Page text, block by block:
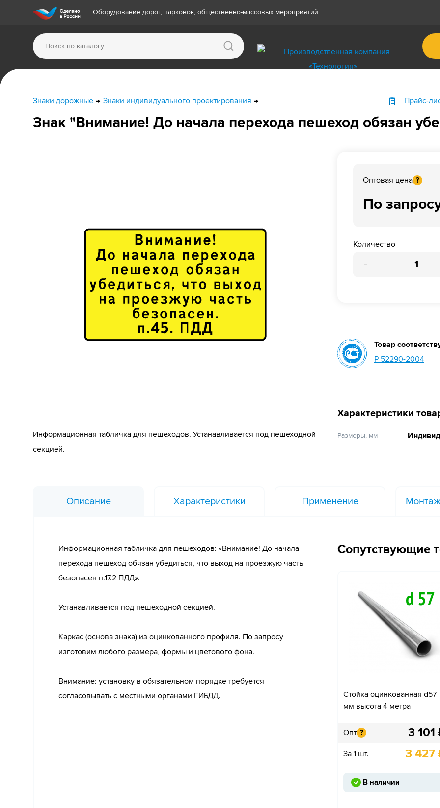
Оборудование дорог, парковок, общественно-массовых мероприятий
Знаки дорожные Знаки индивидуального проектирования Прайс-
Знак "Внимание! До начала перехода пешеход обязан
Информационная табличка для пешеходов. Устанавливается под пешеходной
секцией.
Оптовая цена ?
По
Количество
-
Товар
Р 52290-2004
Характеристики
Размеры, мм
Описание Характеристики Применение
Информационная табличка для пешеходов: «Внимание! До начала
перехода пешеход обязан убедиться, что выход на проезжую часть
безопасен п.17.2 ПДД».
Устанавливается под пешеходной секцией.
Каркас (основа знака) из оцинкованного профиля. По запросу
изготовим любого размера, формы и цветового фона.
Внимание: установку в обязательном порядке требуется
согласовывать с местными органами ГИБДД.
Сопутствующие
Стойка оцинкованная d57
мм высота 4 метра
Опт ? 3 101
За 1 шт. 3 427
В наличии